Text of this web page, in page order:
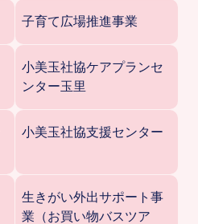
子育て広場推進事業
小美玉社協ケアプランセ
ンター玉里
小美玉社協支援センター
生きがい外出サポート事
業（お買い物バスツア